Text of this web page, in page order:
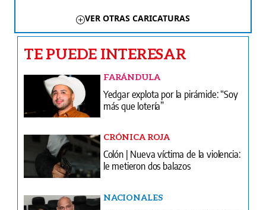
VER OTRAS CARICATURAS
TE PUEDE INTERESAR
FARÁNDULA
Yedgar explota por la pirámide: “Soy
más que lotería”
CRÓNICA ROJA
Colón | Nueva víctima de la violencia:
le metieron dos balazos
NACIONALES